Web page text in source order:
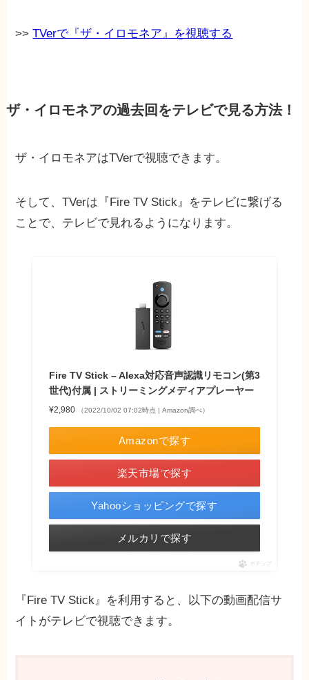
>>TVerで『ザ・イロモネア』を視聴する
ザ・イロモネアの過去回をテレビで見る方法！
ザ・イロモネアはTVerで視聴できます。
そして、TVerは『Fire TV Stick』をテレビに繋げる
ことで、テレビで見れるようになります。
Fire TV Stick – Alexa対応音声認識リモコン(第3
世代)付属 | ストリーミングメディアプレーヤー
¥2,980 （2022/10/02 07:02時点 | Amazon調べ）
Amazonで探す
楽天市場で探す
Yahooショッピングで探す
メルカリで探す
ポチップ
『Fire TV Stick』を利用すると、以下の動画配信サ
イトがテレビで視聴できます。